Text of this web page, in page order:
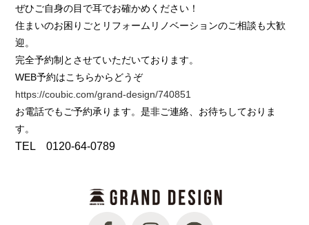
ぜひご自身の目で耳でお確かめください！
住まいのお困りごとリフォームリノベーションのご相談も大歓
迎。
完全予約制とさせていただいております。
WEB予約はこちらからどうぞ
https://coubic.com/grand-design/740851
お電話でもご予約承ります。是非ご連絡、お待ちしておりま
す。
TEL 0120-64-0789